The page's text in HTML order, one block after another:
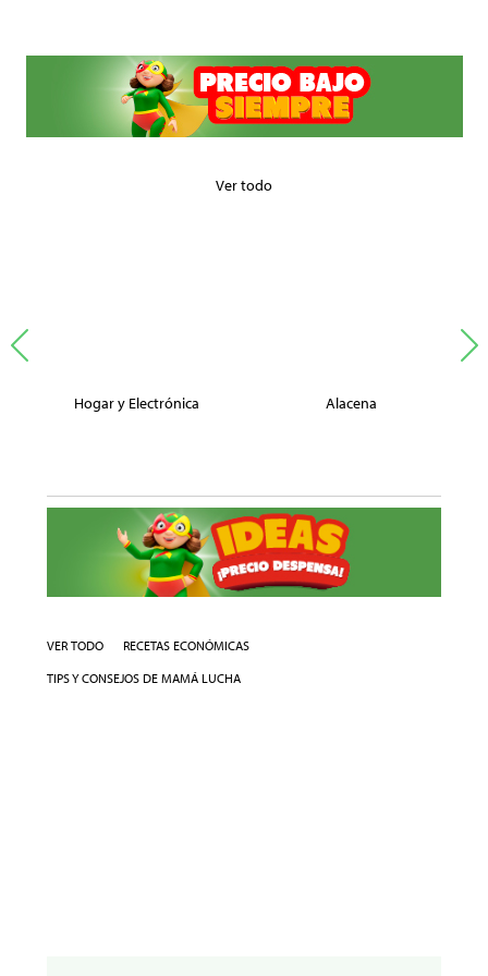
Ver todo
Hogar y Electrónica Alacena
VER TODO
RECETAS ECONÓMICAS
TIPS Y CONSEJOS DE MAMÁ LUCHA